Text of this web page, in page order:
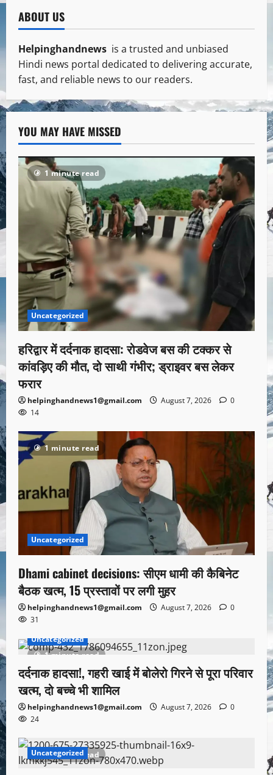
ABOUT US
Helpinghandnews is a trusted and unbiased
Hindi news portal dedicated to delivering accurate,
fast, and reliable news to our readers.
YOU MAY HAVE MISSED
1 minute read
Uncategorized
हरिद्वार में दर्दनाक हादसा: रोडवेज बस की टक्कर से
कांवड़िए की मौत, दो साथी गंभीर; ड्राइवर बस लेकर
फरार
helpinghandnews1@gmail.com August 7, 2026
0
14
1 minute read
Uncategorized
Dhami cabinet decisions: सीएम धामी की कैबिनेट
बैठक खत्म, 15 प्रस्तावों पर लगी मुहर
helpinghandnews1@gmail.com August 7, 2026
0
31
1 minute read
Uncategorized
दर्दनाक हादसा!, गहरी खाई में बोलेरो गिरने से पूरा परिवार
खत्म, दो बच्चे भी शामिल
helpinghandnews1@gmail.com August 7, 2026
0
24
1 minute read
Uncategorized